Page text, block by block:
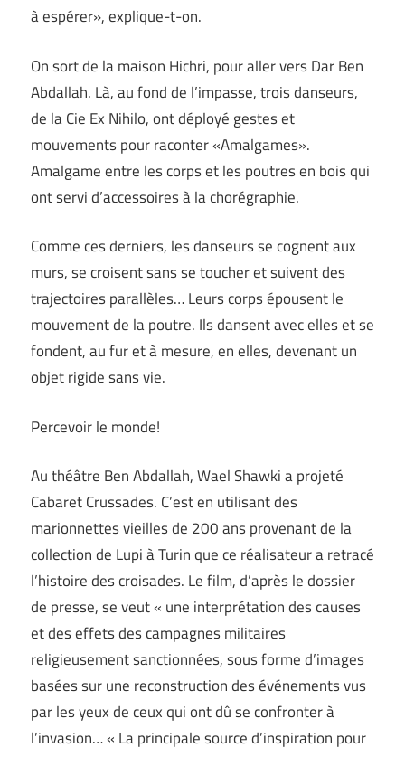
à espérer», explique-t-on.
On sort de la maison Hichri, pour aller vers Dar Ben
Abdallah. Là, au fond de l’impasse, trois danseurs,
de la Cie Ex Nihilo, ont déployé gestes et
mouvements pour raconter «Amalgames».
Amalgame entre les corps et les poutres en bois qui
ont servi d’accessoires à la chorégraphie.
Comme ces derniers, les danseurs se cognent aux
murs, se croisent sans se toucher et suivent des
trajectoires parallèles… Leurs corps épousent le
mouvement de la poutre. Ils dansent avec elles et se
fondent, au fur et à mesure, en elles, devenant un
objet rigide sans vie.
Percevoir le monde!
Au théâtre Ben Abdallah, Wael Shawki a projeté
Cabaret Crussades. C’est en utilisant des
marionnettes vieilles de 200 ans provenant de la
collection de Lupi à Turin que ce réalisateur a retracé
l’histoire des croisades. Le film, d’après le dossier
de presse, se veut « une interprétation des causes
et des effets des campagnes militaires
religieusement sanctionnées, sous forme d’images
basées sur une reconstruction des événements vus
par les yeux de ceux qui ont dû se confronter à
l’invasion… « La principale source d’inspiration pour